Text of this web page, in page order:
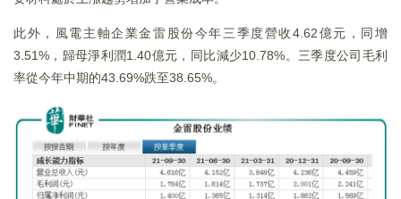
此外，風電主軸企業金雷股份今年三季度營收4.62億元，同增
3.51%，歸母淨利潤1.40億元，同比減少10.78%。三季度公司毛利
率從今年中期的43.69%跌至38.65%。